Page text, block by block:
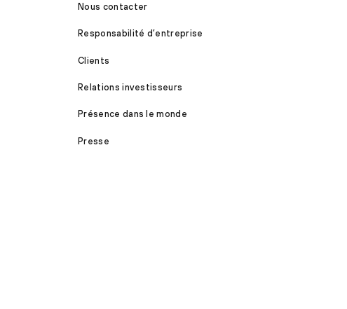
Nous contacter
Responsabilité d’entreprise
Clients
Relations investisseurs
Présence dans le monde
Presse